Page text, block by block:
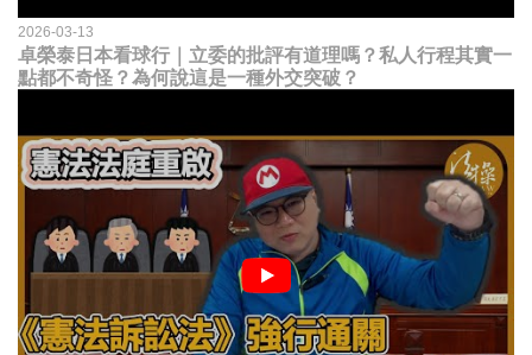
2026-03-13
卓榮泰日本看球行｜立委的批評有道理嗎？私人行程其實一
點都不奇怪？為何說這是一種外交突破？